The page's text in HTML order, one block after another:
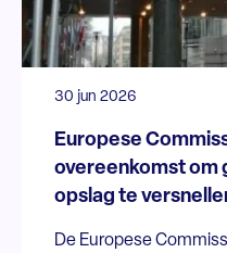
30 jun 2026
Europese
overeenkomst om
opslag te
De Europese